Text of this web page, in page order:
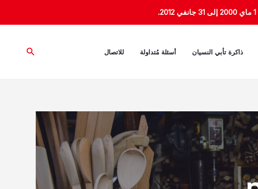
ذاكرة تأبي النسيان أسئلة مُتداولة للاتصال البحث